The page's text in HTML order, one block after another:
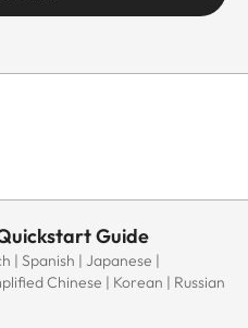
Guide
| Spanish | Japanese |
Chinese | Korean | Russian